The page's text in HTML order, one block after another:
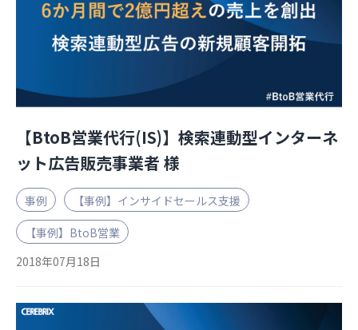
会社情報
お役立ち資料
【BtoB営業代行(IS)】検索連動型インターネ
ット広告販売事業者 様
事例
【事例】インサイドセールス支援
【事例】BtoB営業
2018年07月18日